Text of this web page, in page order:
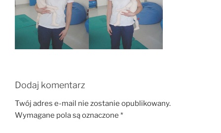
Dodaj komentarz
Twój adres e-mail nie zostanie opublikowany.
Wymagane pola są oznaczone *